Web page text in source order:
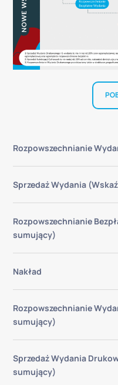
Rozpowszechnianie
Sprzedaż Wydania
Rozpowszechnianie
sumujący)
Nakład
Rozpowszechnianie
sumujący)
Sprzedaż Wydania
sumujący)